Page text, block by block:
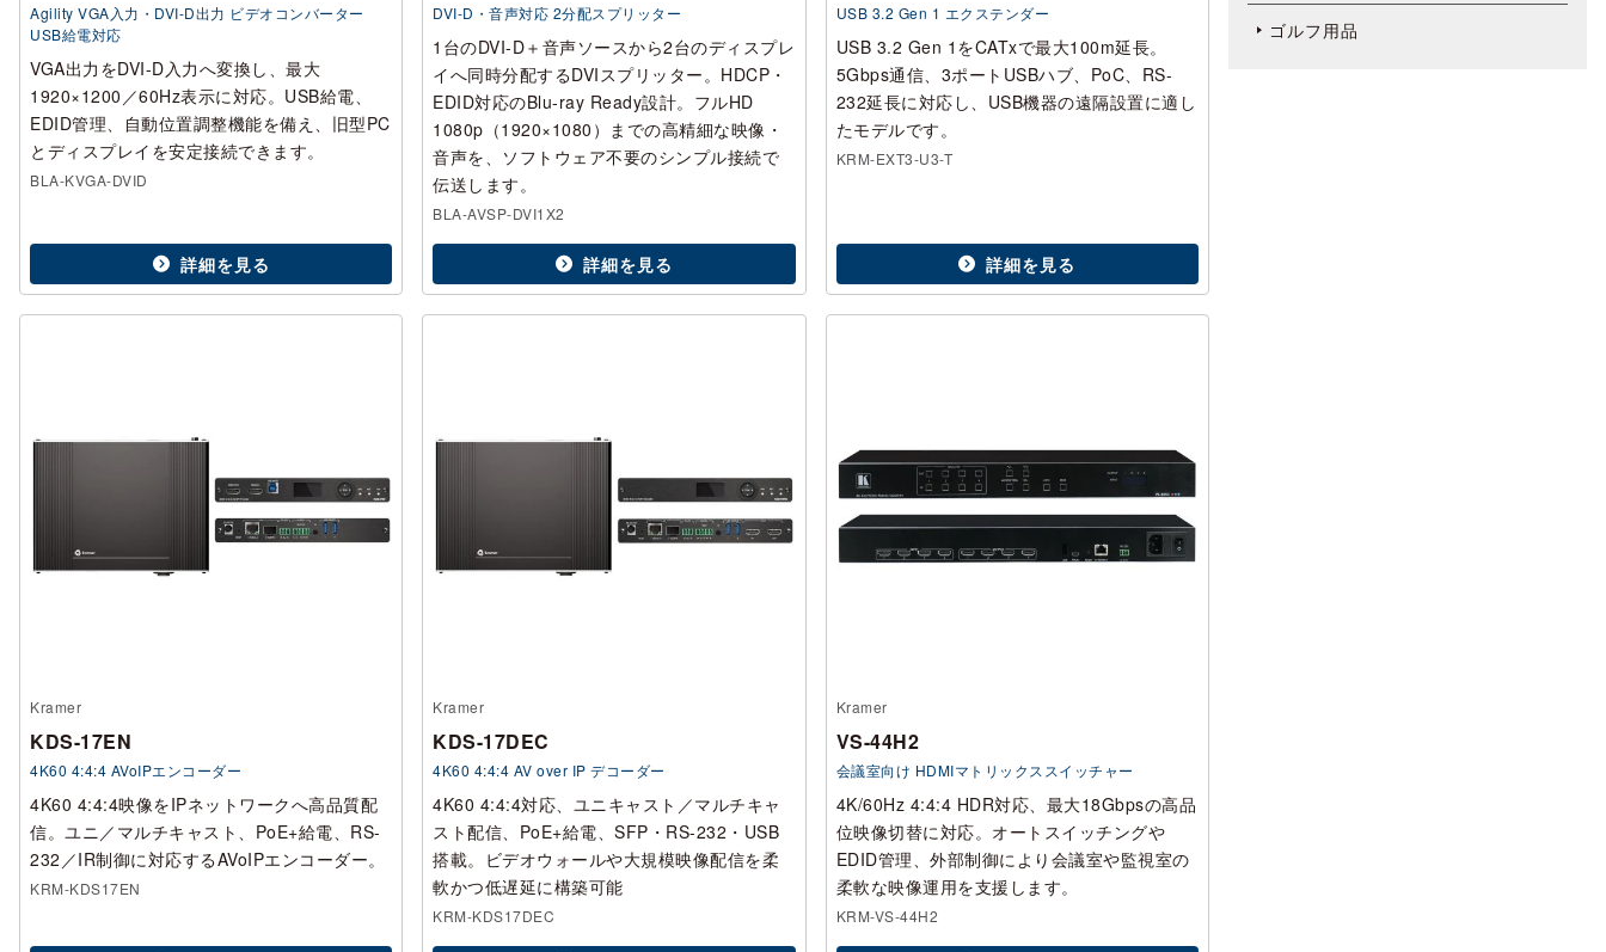
Agility VGA入力・DVI-D出力 ビデオコンバーター
USB給電対応
VGA出力をDVI-D入力へ変換し、最大
1920×1200／60Hz表示に対応。USB給電、
EDID管理、自動位置調整機能を備え、旧型PC
とディスプレイを安定接続できます。
BLA-KVGA-DVID
詳細を見る
DVI-D・音声対応 2分配スプリッター
1台のDVI-D＋音声ソースから2台のディスプレ
イへ同時分配するDVIスプリッター。HDCP・
EDID対応のBlu-ray Ready設計。フルHD
1080p（1920×1080）までの高精細な映像・
音声を、ソフトウェア不要のシンプル接続で
伝送します。
BLA-AVSP-DVI1X2
詳細を見る
USB 3.2 Gen 1 エクステンダー
USB 3.2 Gen 1をCATxで最大100m延長。
5Gbps通信、3ポートUSBハブ、PoC、RS-
232延長に対応し、USB機器の遠隔設置に適し
たモデルです。
KRM-EXT3-U3-T
詳細を見る
Kramer
KDS-17EN
4K60 4:4:4 AVoIPエンコーダー
4K60 4:4:4映像をIPネットワークへ高品質配
信。ユニ／マルチキャスト、PoE+給電、RS-
232／IR制御に対応するAVoIPエンコーダー。
KRM-KDS17EN
Kramer
KDS-17DEC
4K60 4:4:4 AV over IP デコーダー
4K60 4:4:4対応、ユニキャスト／マルチキャ
スト配信、PoE+給電、SFP・RS-232・USB
搭載。ビデオウォールや大規模映像配信を柔
軟かつ低遅延に構築可能
KRM-KDS17DEC
Kramer
VS-44H2
会議室向け HDMIマトリックススイッチャー
4K/60Hz 4:4:4 HDR対応、最大18Gbpsの高品
位映像切替に対応。オートスイッチングや
EDID管理、外部制御により会議室や監視室の
柔軟な映像運用を支援します。
KRM-VS-44H2
ゴルフ用品